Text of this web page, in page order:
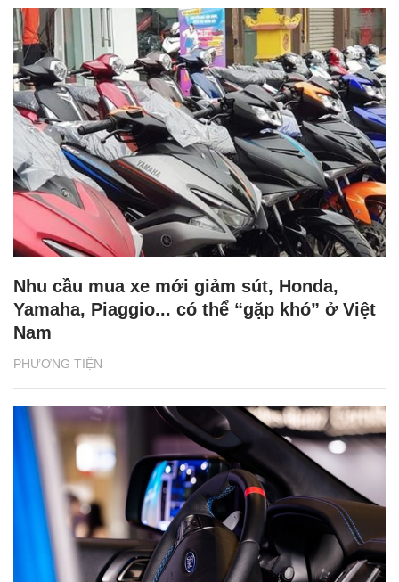
PHƯƠNG TIỆN
Nhu cầu mua xe mới giảm sút, Honda,
Yamaha, Piaggio... có thể “gặp khó” ở Việt
Nam